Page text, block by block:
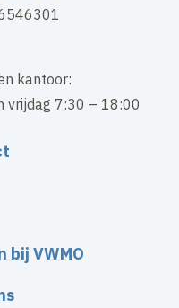
kantoor:
vrijdag 7:30 – 18:00
bij VWMO